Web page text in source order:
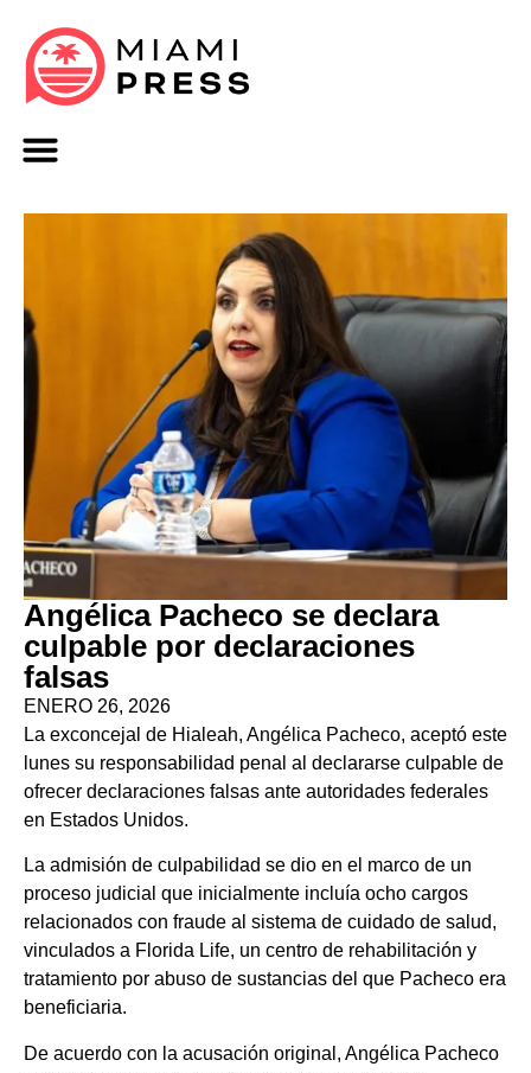
Angélica Pacheco se declara
culpable por declaraciones
falsas
ENERO 26, 2026
La exconcejal de Hialeah, Angélica Pacheco, aceptó este
lunes su responsabilidad penal al declararse culpable de
ofrecer declaraciones falsas ante autoridades federales
en Estados Unidos.
La admisión de culpabilidad se dio en el marco de un
proceso judicial que inicialmente incluía ocho cargos
relacionados con fraude al sistema de cuidado de salud,
vinculados a Florida Life, un centro de rehabilitación y
tratamiento por abuso de sustancias del que Pacheco era
beneficiaria.
De acuerdo con la acusación original, Angélica Pacheco